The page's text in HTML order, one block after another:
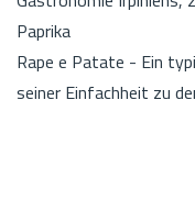
Paprika
Rape e Patate - Ein
seiner Einfachheit zu